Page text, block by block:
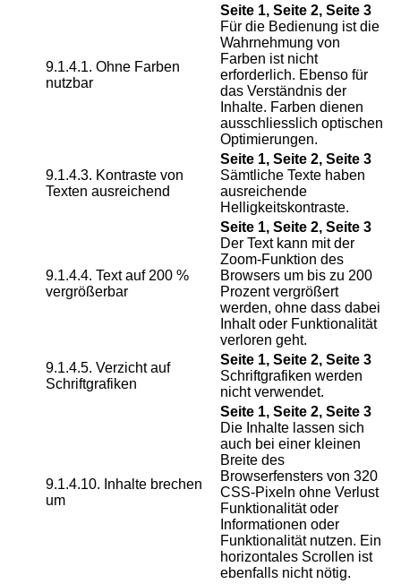
9.1.4.1. Ohne Farben
nutzbar
Seite 1, Seite 2, Seite 3
Für die Bedienung ist die
Wahrnehmung von
Farben ist nicht
erforderlich. Ebenso für
das Verständnis der
Inhalte. Farben dienen
ausschliesslich optischen
Optimierungen.
9.1.4.3. Kontraste von
Texten ausreichend
Seite 1, Seite 2, Seite 3
Sämtliche Texte haben
ausreichende
Helligkeitskontraste.
9.1.4.4. Text auf 200 %
vergrößerbar
Seite 1, Seite 2, Seite 3
Der Text kann mit der
Zoom-Funktion des
Browsers um bis zu 200
Prozent vergrößert
werden, ohne dass dabei
Inhalt oder Funktionalität
verloren geht.
9.1.4.5. Verzicht auf
Schriftgrafiken
Seite 1, Seite 2, Seite 3
Schriftgrafiken werden
nicht verwendet.
9.1.4.10. Inhalte brechen
um
Seite 1, Seite 2, Seite 3
Die Inhalte lassen sich
auch bei einer kleinen
Breite des
Browserfensters von 320
CSS-Pixeln ohne Verlust
Funktionalität oder
Informationen oder
Funktionalität nutzen. Ein
horizontales Scrollen ist
ebenfalls nicht nötig.